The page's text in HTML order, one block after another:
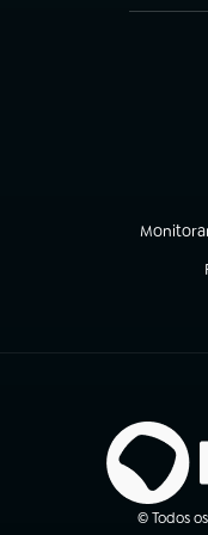
(abre em
© Todos